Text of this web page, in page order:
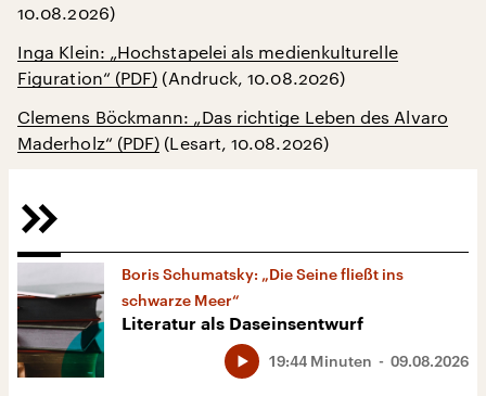
10.08.2026)
Inga Klein: „Hochstapelei als medienkulturelle
Figuration“ (PDF) (Andruck, 10.08.2026)
Clemens Böckmann: „Das richtige Leben des Alvaro
Maderholz“ (PDF) (Lesart, 10.08.2026)
Boris Schumatsky: „Die Seine fließt ins
schwarze Meer“
Literatur als Daseinsentwurf
09.08.2026
19:44 Minuten